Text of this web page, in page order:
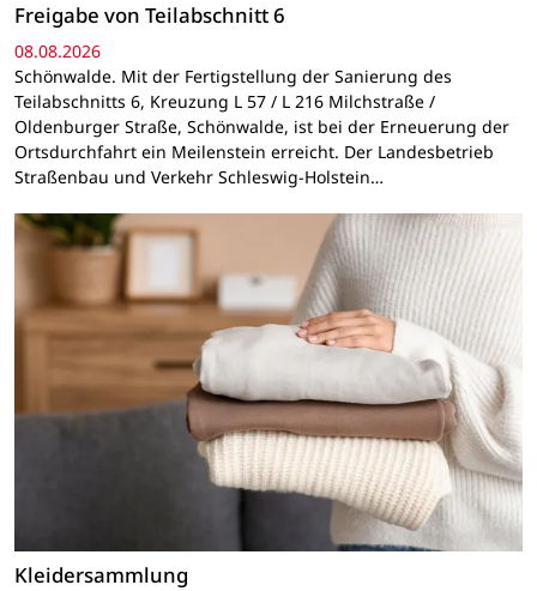
Freigabe von Teilabschnitt 6
08.08.2026
Schönwalde. Mit der Fertigstellung der Sanierung des
Teilabschnitts 6, Kreuzung L 57 / L 216 Milchstraße /
Oldenburger Straße, Schönwalde, ist bei der Erneuerung der
Ortsdurchfahrt ein Meilenstein erreicht. Der Landesbetrieb
Straßenbau und Verkehr Schleswig-Holstein…
Kleidersammlung